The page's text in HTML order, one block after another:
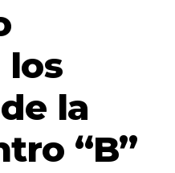
los
la
“B”